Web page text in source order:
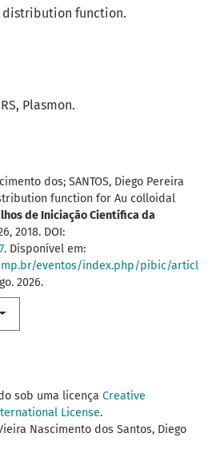
Plasmon.
dos; SANTOS, Diego Pereira
function for Au colloidal
de Iniciação Científica da
2018. DOI:
. Disponível em:
eventos/index.php/pibic/articl
2026.
distribution function.
sob uma licença Creative
License.
Nascimento dos Santos, Diego